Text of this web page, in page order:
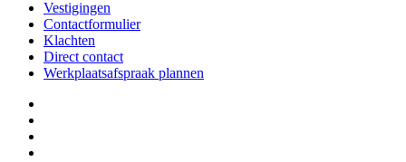
Vestigingen
Contactformulier
Klachten
Direct contact
Werkplaatsafspraak plannen